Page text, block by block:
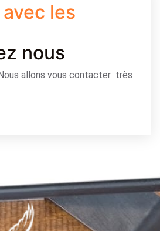
les
nous
allons vous contacter très